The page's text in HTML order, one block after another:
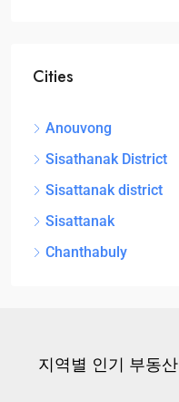
Cities
Anouvong
Sisathanak District
Sisattanak district
Sisattanak
Chanthabuly
지역별 인기 부동산